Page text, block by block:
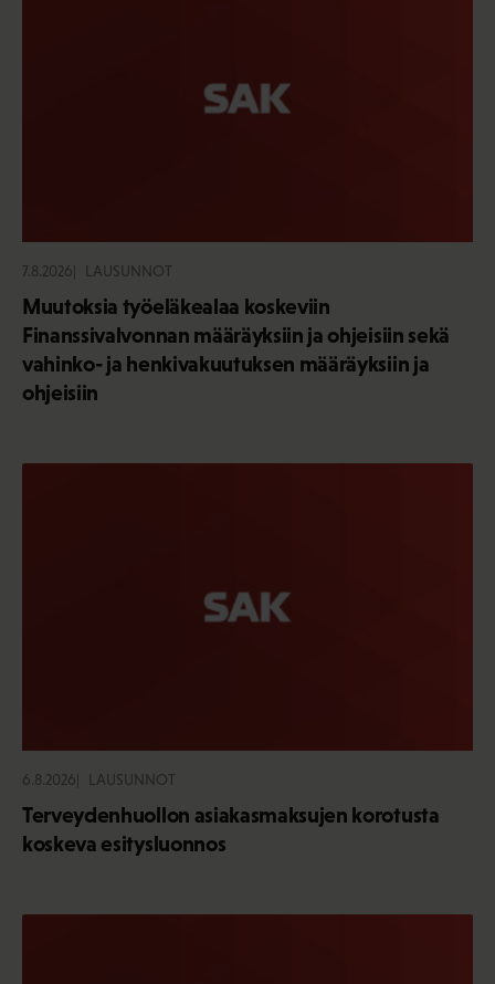
7.8.2026 LAUSUNNOT
Muutoksia työeläkealaa koskeviin
Finanssivalvonnan määräyksiin ja ohjeisiin sekä
vahinko- ja henkivakuutuksen määräyksiin ja
ohjeisiin
6.8.2026 LAUSUNNOT
Terveydenhuollon asiakasmaksujen korotusta
koskeva esitysluonnos